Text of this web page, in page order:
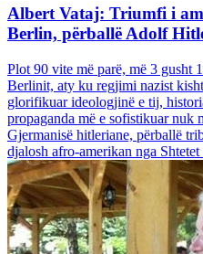
Albert Vataj: Triumfi i
Berlin, përballë Adolf
Plot 90 vite më parë, më 3 gusht
Berlinit, aty ku regjimi nazist
glorifikuar ideologjinë e tij,
propaganda më e sofistikuar nuk
Gjermanisë hitleriane, përballë
djalosh afro-amerikan nga Shtetet